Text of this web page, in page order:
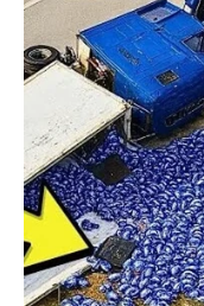
Na poslovnom i
sigurnosti i olakšanja.
Duša vam
Pred vama su
VODOLIJA